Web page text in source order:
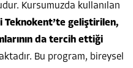
Kursumuzda kullanılan
Teknokent’te geliştirilen,
da tercih ettiği
Bu program, bireysel